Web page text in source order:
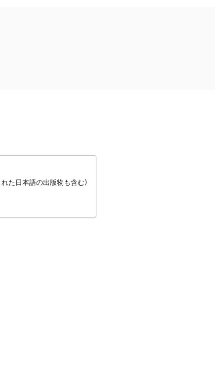
た日本語の出版物も含む）